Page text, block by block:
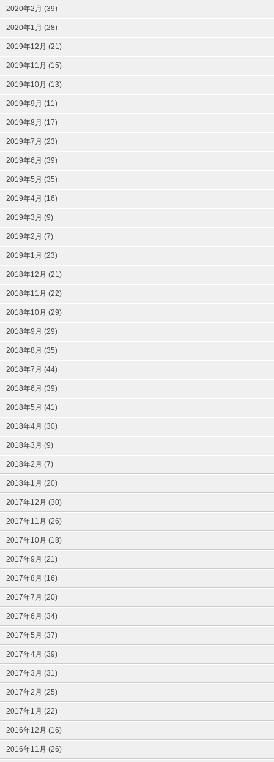
2020年2月 (39)
2020年1月 (28)
2019年12月 (21)
2019年11月 (15)
2019年10月 (13)
2019年9月 (11)
2019年8月 (17)
2019年7月 (23)
2019年6月 (39)
2019年5月 (35)
2019年4月 (16)
2019年3月 (9)
2019年2月 (7)
2019年1月 (23)
2018年12月 (21)
2018年11月 (22)
2018年10月 (29)
2018年9月 (29)
2018年8月 (35)
2018年7月 (44)
2018年6月 (39)
2018年5月 (41)
2018年4月 (30)
2018年3月 (9)
2018年2月 (7)
2018年1月 (20)
2017年12月 (30)
2017年11月 (26)
2017年10月 (18)
2017年9月 (21)
2017年8月 (16)
2017年7月 (20)
2017年6月 (34)
2017年5月 (37)
2017年4月 (39)
2017年3月 (31)
2017年2月 (25)
2017年1月 (22)
2016年12月 (16)
2016年11月 (26)